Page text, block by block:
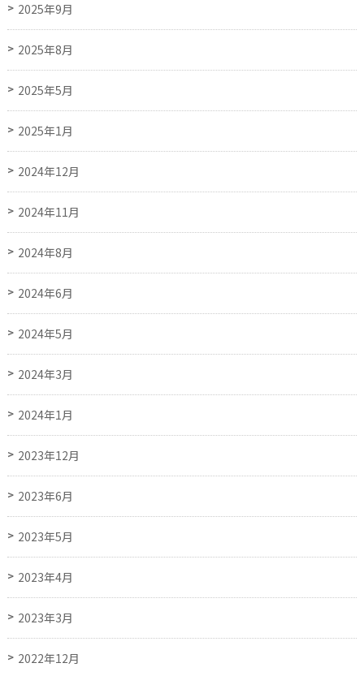
2025年9月
2025年8月
2025年5月
2025年1月
2024年12月
2024年11月
2024年8月
2024年6月
2024年5月
2024年3月
2024年1月
2023年12月
2023年6月
2023年5月
2023年4月
2023年3月
2022年12月